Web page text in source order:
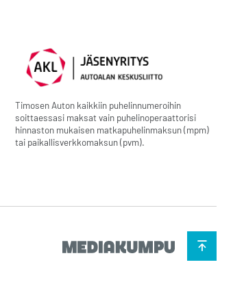
Timosen Auton kaikkiin puhelinnumeroihin
soittaessasi maksat vain puhelinoperaattorisi
hinnaston mukaisen matkapuhelinmaksun (mpm)
tai paikallisverkkomaksun (pvm).